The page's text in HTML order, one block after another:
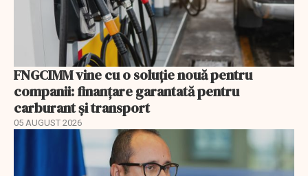
FNGCIMM vine cu o soluție nouă pentru
companii: finanțare garantată pentru
carburant și transport
05 AUGUST 2026